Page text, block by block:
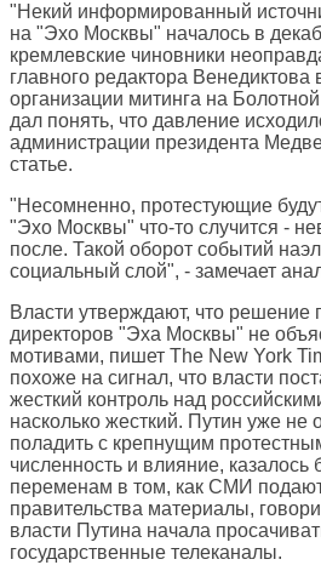
"Некий информированный
на "Эхо Москвы" началось в
кремлевские чиновники
главного редактора Венедиктова
организации митинга на
дал понять, что давление
администрации президента
статье.
"Несомненно, протестующие
"Эхо Москвы" что-то случится -
после. Такой оборот событий
социальный слой", - замечает
Власти утверждают, что решение
директоров "Эха Москвы" не
мотивами, пишет The New York
похоже на сигнал, что власти
жесткий контроль над
насколько жесткий. Путин уже не
поладить с крепнущим
численность и влияние, казалось
переменам в том, как СМИ
правительства материалы,
власти Путина начала
государственные телеканалы.